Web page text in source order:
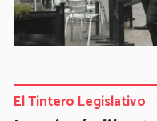
El Tintero Legislativo